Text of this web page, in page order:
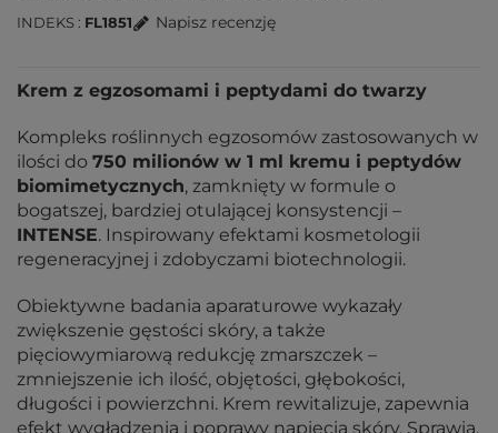
INDEKS
FL1851 Napisz recenzję
Krem z egzosomami i peptydami do twarzy
Kompleks roślinnych egzosomów zastosowanych w
ilości do 750 milionów w 1 ml kremu i peptydów
biomimetycznych, zamknięty w formule o
bogatszej, bardziej otulającej konsystencji –
INTENSE. Inspirowany efektami kosmetologii
regeneracyjnej i zdobyczami biotechnologii.
Obiektywne badania aparaturowe wykazały
zwiększenie gęstości skóry, a także
pięciowymiarową redukcję zmarszczek –
zmniejszenie ich ilość, objętości, głębokości,
długości i powierzchni. Krem rewitalizuje, zapewnia
efekt wygładzenia i poprawy napięcia skóry. Sprawia,